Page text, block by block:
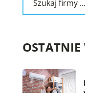
OSTATNIE